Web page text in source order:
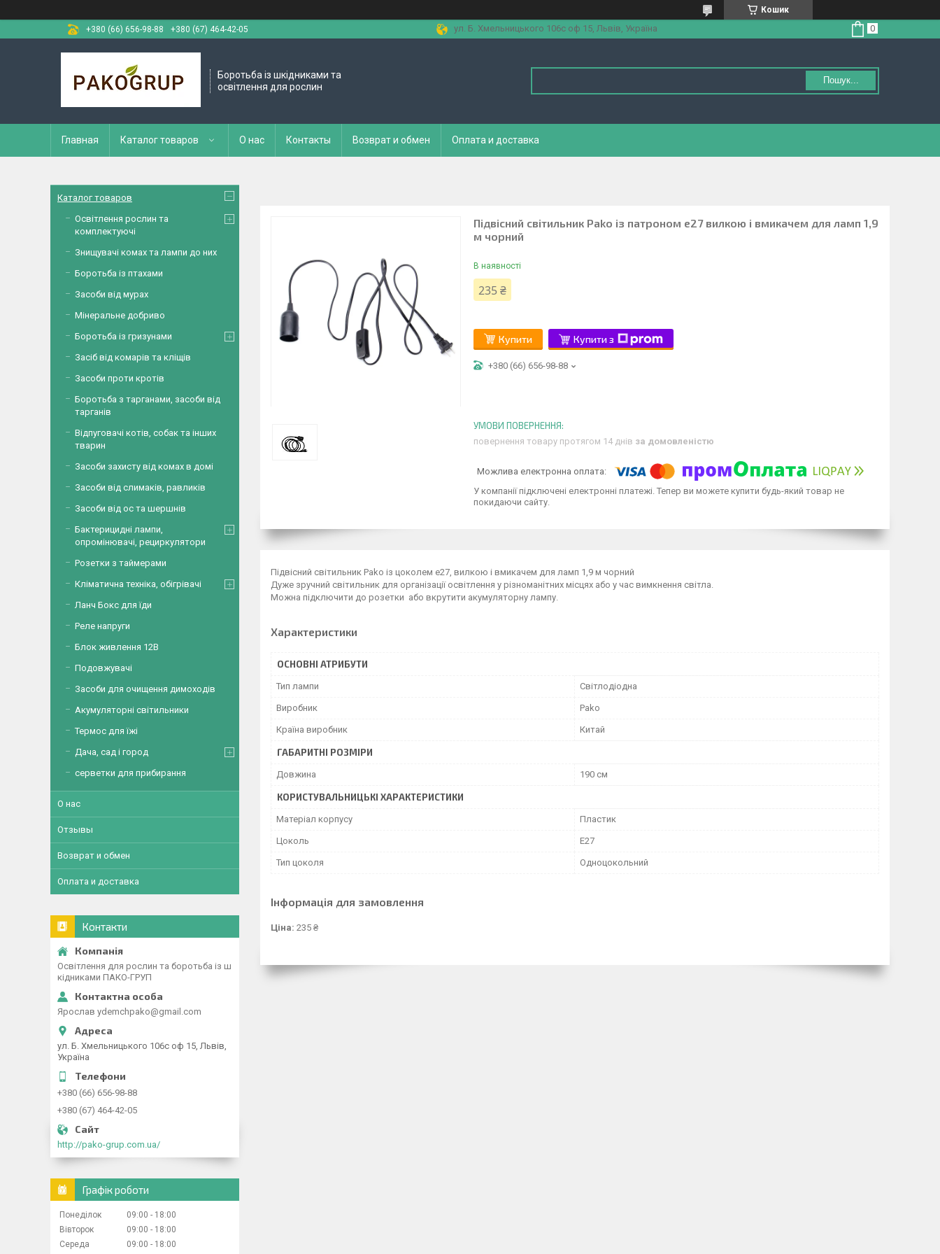
Кошик
+380 (66) 656-98-88
+380 (67) 464-42-05 ул. Б. Хмельницького 106с оф 15, Львів, Україна
Боротьба із шкідниками та
освітлення для рослин
Пошук...
Главная Каталог товаров О нас Контакты Возврат и обмен Оплата и доставка
Підвісний світильник Pako із патроном е27 вилкою і вмикачем для ламп 1,9
м чорний
В наявності
235 ₴
Купити Купити з
+380 (66) 656-98-88
повернення товару протягом 14 днів за домовленістю
У компанії підключені електронні платежі. Тепер ви можете купити будь-який товар не
покидаючи сайту.
Підвісний світильник Pako із цоколем е27, вилкою і вмикачем для ламп 1,9 м чорний
Дуже зручний світильник для організації освітлення у різноманітних місцях або у час вимкнення світла.
Можна підключити до розетки або вкрутити акумуляторну лампу.
Характеристики
ОСНОВНІ АТРИБУТИ
Тип лампи Світлодіодна
Виробник Pako
Країна виробник Китай
ГАБАРИТНІ РОЗМІРИ
Довжина 190 см
КОРИСТУВАЛЬНИЦЬКІ ХАРАКТЕРИСТИКИ
Матеріал корпусу Пластик
Цоколь E27
Тип цоколя Одноцокольний
Інформація для замовлення
Ціна: 235 ₴
Каталог товаров
Освітлення рослин та
комплектуючі
Знищувачі комах та лампи до них
Боротьба із птахами
Засоби від мурах
Мінеральне добриво
Боротьба із гризунами
Засіб від комарів та кліщів
Засоби проти кротів
Боротьба з тарганами, засоби від
тарганів
Відпуговачі котів, собак та інших
тварин
Засоби захисту від комах в домі
Засоби від слимаків, равликів
Засоби від ос та шершнів
Бактерицидні лампи,
опромінювачі, рециркулятори
Розетки з таймерами
Кліматична техніка, обігрівачі
Ланч Бокс для їди
Реле напруги
Блок живлення 12В
Подовжувачі
Засоби для очищення димоходів
Акумуляторні світильники
Термос для їжі
Дача, сад і город
серветки для прибирання
О нас
Отзывы
Возврат и обмен
Оплата и доставка
Контакти
Освітлення для рослин та боротьба із ш
кідниками ПАКО-ГРУП
Ярослав ydemchpako@gmail.com
ул. Б. Хмельницького 106с оф 15, Львів,
Україна
+380 (66) 656-98-88
+380 (67) 464-42-05
http://pako-grup.com.ua/
Графік роботи
Понеділок 09:00
18:00
Вівторок
09:00
18:00
Середа
09:00 18:00